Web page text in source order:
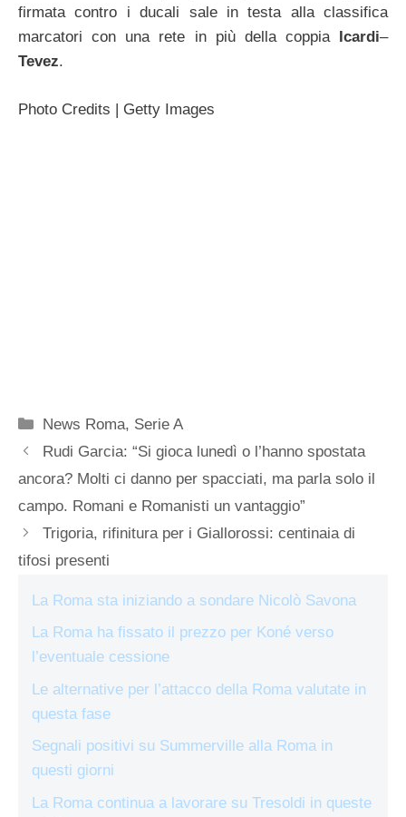
firmata contro i ducali sale in testa alla classifica
marcatori con una rete in più della coppia Icardi–
Tevez.
Photo Credits | Getty Images
Categorie
News Roma, Serie A
Rudi Garcia: “Si gioca lunedì o l’hanno spostata
ancora? Molti ci danno per spacciati, ma parla solo il
campo. Romani e Romanisti un vantaggio”
Trigoria, rifinitura per i Giallorossi: centinaia di
tifosi presenti
La Roma sta iniziando a sondare Nicolò Savona
La Roma ha fissato il prezzo per Koné verso
l’eventuale cessione
Le alternative per l’attacco della Roma valutate in
questa fase
Segnali positivi su Summerville alla Roma in
questi giorni
La Roma continua a lavorare su Tresoldi in queste